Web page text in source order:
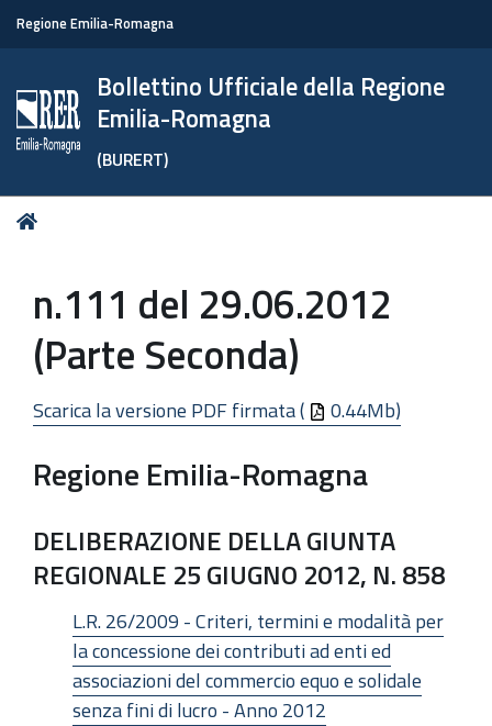
Regione Emilia-Romagna
Bollettino Ufficiale della Regione
Emilia-Romagna
(BURERT)
Tu
n.111 del 29.06.2012
(Parte Seconda)
Scarica la versione PDF firmata ( 0.44Mb)
Regione Emilia-Romagna
DELIBERAZIONE DELLA GIUNTA
REGIONALE 25 GIUGNO 2012, N. 858
L.R. 26/2009 - Criteri, termini e modalità per
la concessione dei contributi ad enti ed
associazioni del commercio equo e solidale
senza fini di lucro - Anno 2012